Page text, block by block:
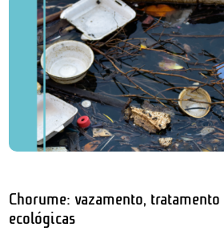
Chorume: vazamento,
ecológicas